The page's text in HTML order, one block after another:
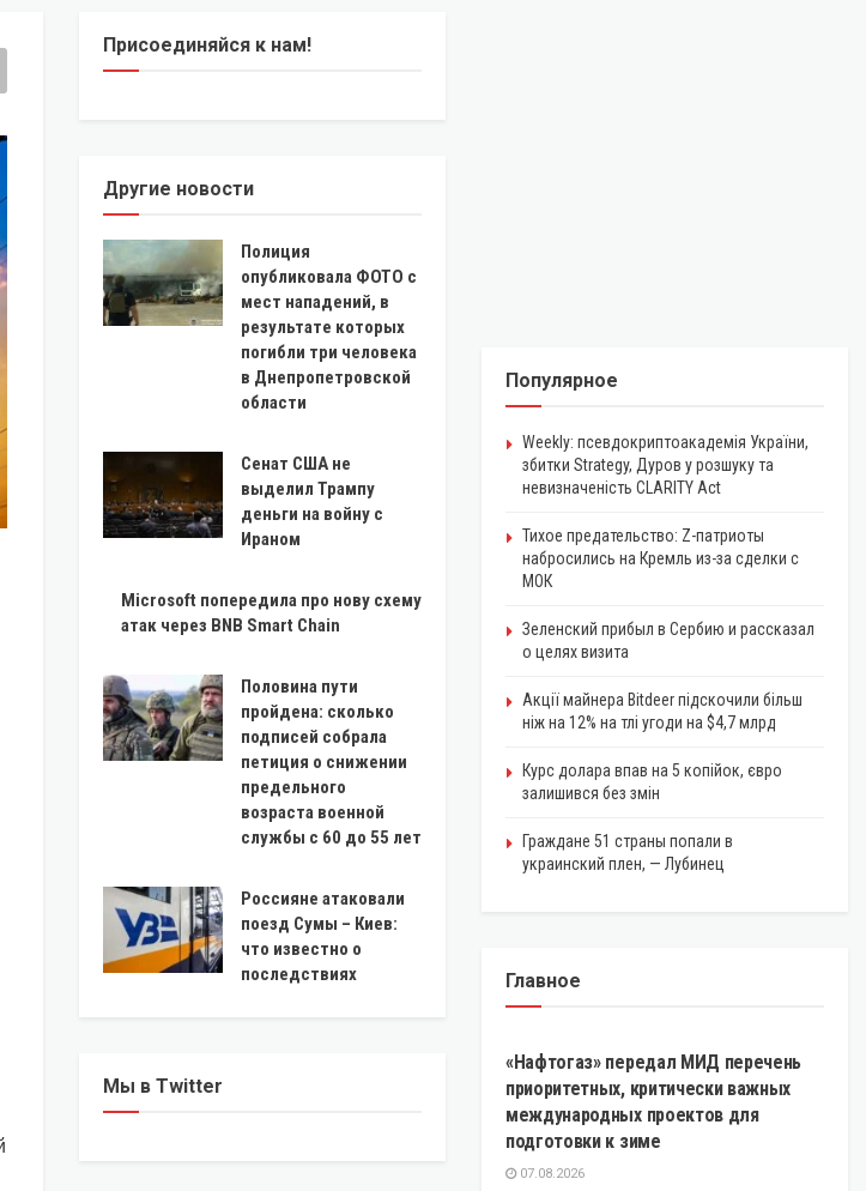
Присоединяйся к нам!
Другие новости
Полиция
опубликовала ФОТО с
мест нападений, в
результате которых
погибли три человека
в Днепропетровской
области
Сенат США не
выделил Трампу
деньги на войну с
Ираном
Microsoft попередила про нову схему
атак через BNB Smart Chain
Половина пути
пройдена: сколько
подписей собрала
петиция о снижении
предельного
возраста военной
службы с 60 до 55 лет
Россияне атаковали
поезд Сумы – Киев:
что известно о
последствиях
Мы в Twitter
Популярное
Weekly: псевдокриптоакадемія України,
збитки Strategy, Дуров у розшуку та
невизначеність CLARITY Act
Тихое предательство: Z-патриоты
набросились на Кремль из-за сделки с
МОК
Зеленский прибыл в Сербию и рассказал
о целях визита
Акції майнера Bitdeer підскочили більш
ніж на 12% на тлі угоди на $4,7 млрд
Курс долара впав на 5 копійок, євро
залишився без змін
Граждане 51 страны попали в
украинский плен, — Лубинец
Главное
ЭКОНОМИКА
«Нафтогаз» передал МИД перечень
приоритетных, критически важных
международных проектов для
подготовки к зиме
07.08.2026